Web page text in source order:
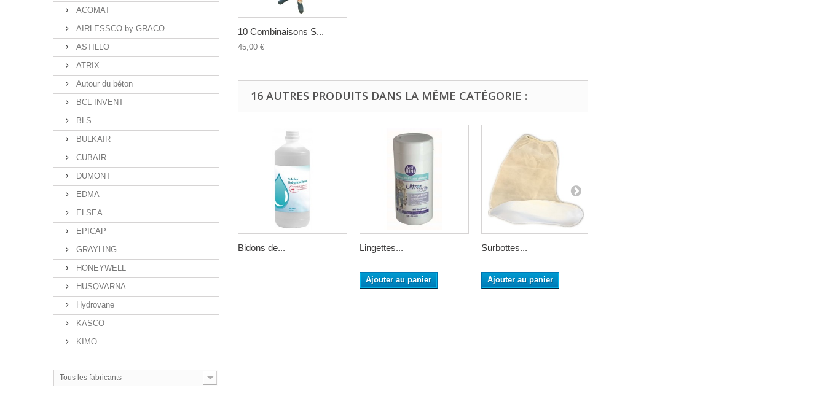
ACOMAT
AIRLESSCO by GRACO
ASTILLO
ATRIX
Autour du béton
BCL INVENT
BLS
BULKAIR
CUBAIR
DUMONT
EDMA
ELSEA
EPICAP
GRAYLING
HONEYWELL
HUSQVARNA
Hydrovane
KASCO
KIMO
Tous les fabricants
10 Combinaisons S...
45,00 €
16 AUTRES PRODUITS DANS LA MÊME CATÉGORIE :
Bidons de... Lingettes...
Ajouter au panier
Surbottes...
Ajouter au panier